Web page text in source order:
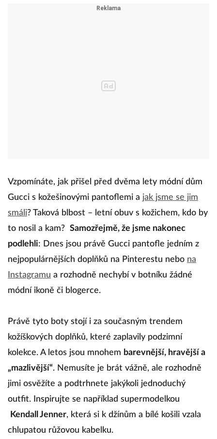
Vzpomínáte, jak přišel před dvěma lety módní dům
Gucci s kožešinovými pantoflemi a jak jsme se jim
smáli? Taková blbost – letní obuv s kožichem, kdo by
to nosil a kam? Samozřejmě, že jsme nakonec
podlehli: Dnes jsou právě Gucci pantofle jedním z
nejpopulárnějších doplňků na Pinterestu nebo na
Instagramu a rozhodně nechybí v botníku žádné
módní ikoně či blogerce.
Právě tyto boty stojí i za současným trendem
kožíškových doplňků, které zaplavily podzimní
kolekce. A letos jsou mnohem barevnější, hravější a
„mazlivější“. Nemusíte je brát vážně, ale rozhodně
jimi osvěžíte a podtrhnete jakýkoli jednoduchý
outfit. Inspirujte se například supermodelkou
Kendall Jenner, která si k džínům a bílé košili vzala
chlupatou růžovou kabelku.